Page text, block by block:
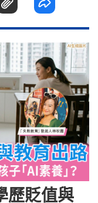
歷貶值與